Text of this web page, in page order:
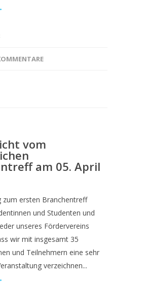
vom
am 05. April
zum ersten Branchentreff
und Studenten und
unseres Fördervereins
wir mit insgesamt 35
und Teilnehmern eine sehr
verzeichnen...